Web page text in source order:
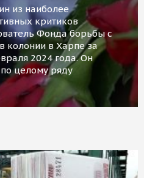
из наиболее
критиков
Фонда борьбы с
колонии в Харпе за
2024 года. Он
целому ряду